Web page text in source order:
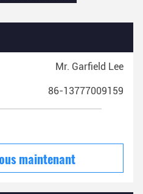
Mr. Garfield Lee
86-13777009159
maintenant